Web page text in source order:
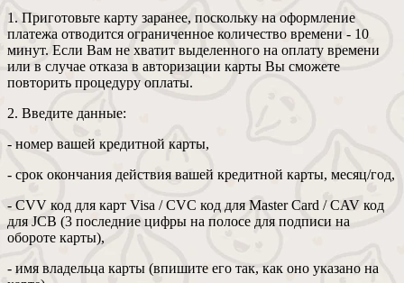
1. Приготовьте карту заранее, поскольку на оформление
платежа отводится ограниченное количество времени - 10
минут. Если Вам не хватит выделенного на оплату времени
или в случае отказа в авторизации карты Вы сможете
повторить процедуру оплаты.
2. Введите данные:
- номер вашей кредитной карты,
- срок окончания действия вашей кредитной карты, месяц/год,
- CVV код для карт Visa / CVC код для Master Card / CAV код
для JCB (3 последние цифры на полосе для подписи на
обороте карты),
- имя владельца карты (впишите его так, как оно указано на